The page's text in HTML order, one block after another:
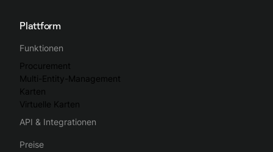
Plattform
Funktionen
Procurement
Multi-Entity-Management
Karten
Virtuelle Karten
API & Integrationen
Preise